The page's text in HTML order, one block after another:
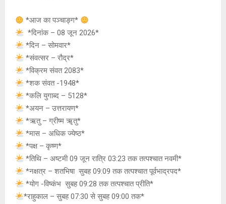
at
s
A
p
p
b
o
o
k
a
g n
*आज का पञ्चाङ्ग*
*दिनांक – 08 जून 2026*
*दिन – सोमवार*
*संवत्सर – रौद्र*
*विक्रम संवत 2083*
*शक संवत -1948*
*कलि युगाब्द – 5128*
*अयन – उत्तरायण*
*ऋतु – ग्रीष्म ॠतु*
*मास – अधिक ज्येष्ठ*
*पक्ष – कृष्ण*
*तिथि – अष्टमी 09 जून रात्रि 03:23 तक तत्पश्चात नवमी*
*नक्षत्र – शतभिषा सुबह 09:09 तक तत्पश्चात पूर्वभाद्रपद*
*योग -विष्कंभ सुबह 09:28 तक तत्पश्चात प्रीति*
*राहुकाल – सुबह 07:30 से सुबह 09:00 तक*